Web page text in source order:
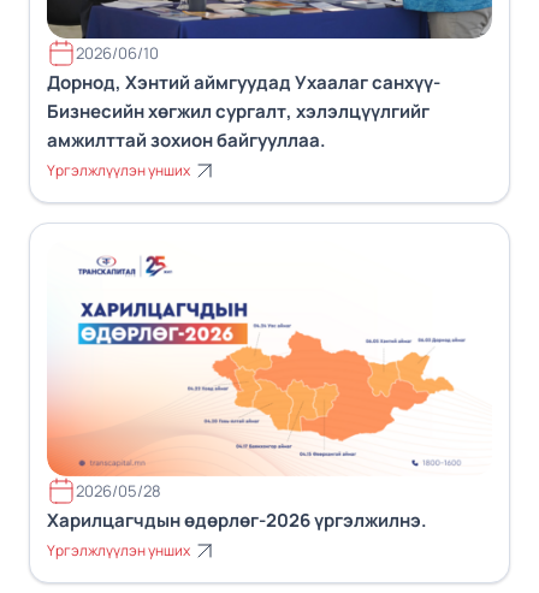
2026/06/10
Дорнод, Хэнтий аймгуудад Ухаалаг санхүү-
Бизнесийн хөгжил сургалт, хэлэлцүүлгийг
амжилттай зохион байгууллаа.
Үргэлжлүүлэн унших
2026/05/28
Харилцагчдын өдөрлөг-2026 үргэлжилнэ.
Үргэлжлүүлэн унших